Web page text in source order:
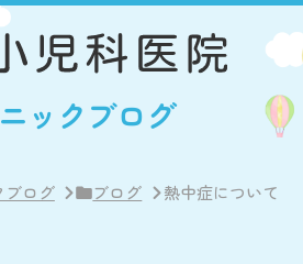
ックブログ
ブログ ブログ 熱中症について